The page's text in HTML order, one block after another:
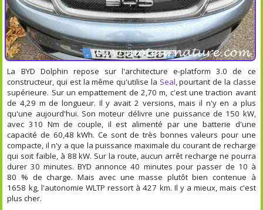
La BYD Dolphin repose sur l'architecture e-platform 3.0 de ce
constructeur, qui est la même qu'utilise la Seal, pourtant de la classe
supérieure. Sur un empattement de 2,70 m, c'est une traction avant
de 4,29 m de longueur. Il y avait 2 versions, mais il n'y en a plus
qu'une aujourd'hui. Son moteur délivre une puissance de 150 kW,
avec 310 Nm de couple, il est alimenté par une batterie d'une
capacité de 60,48 kWh. Ce sont de très bonnes valeurs pour une
compacte, il n'y a que la puissance maximale du courant de recharge
qui soit faible, à 88 kW. Sur la route, aucun arrêt recharge ne pourra
durer 30 minutes. BYD annonce 40 minutes pour passer de 10 à
80 % de charge. Mais avec une masse plutôt bien contenue à
1658 kg, l'autonomie WLTP ressort à 427 km. Il y a mieux, mais c'est
plus cher.